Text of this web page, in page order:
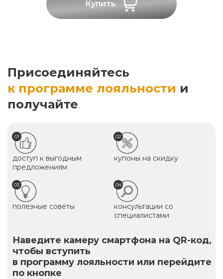
Купить
Присоединяйтесь
к программе лояльности и
получайте
01
доступ к выгодным
предложениям
02
купоны на скидку
03
полезные советы
04
консультации со
специалистами
Наведите камеру смартфона на QR-код,
чтобы вступить
в программу лояльности или перейдите
по кнопке